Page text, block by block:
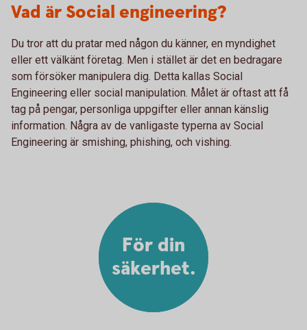
Vad är Social engineering?
Du tror att du pratar med någon du känner, en myndighet
eller ett välkänt företag. Men i stället är det en bedragare
som försöker manipulera dig. Detta kallas Social
Engineering eller social manipulation. Målet är oftast att få
tag på pengar, personliga uppgifter eller annan känslig
information. Några av de vanligaste typerna av Social
Engineering är smishing, phishing, och vishing.
För din
säkerhet.